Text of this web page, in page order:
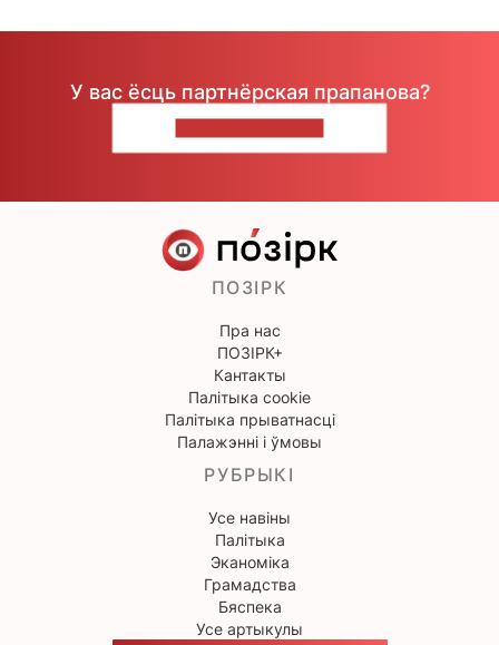
У вас ёсць партнёрская прапанова?
ПОЗІРК
Пра нас
ПОЗІРК+
Кантакты
Палітыка cookie
Палітыка прыватнасці
Палажэнні і ўмовы
РУБРЫКІ
Усе навіны
Палітыка
Эканоміка
Грамадства
Бяспека
Усе артыкулы